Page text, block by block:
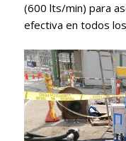
(600 lts/min) para
efectiva en todos